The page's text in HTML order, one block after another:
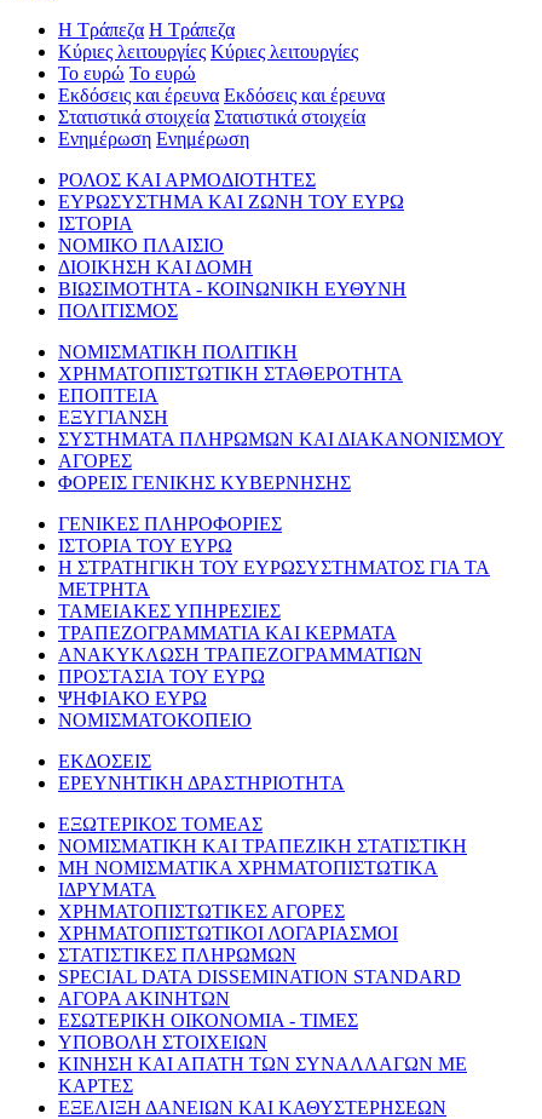
Η Τράπεζα Η Τράπεζα
Κύριες λειτουργίες Κύριες λειτουργίες
Το ευρώ Το ευρώ
Εκδόσεις και έρευνα Εκδόσεις και έρευνα
Στατιστικά στοιχεία Στατιστικά στοιχεία
Ενημέρωση Ενημέρωση
ΡΟΛΟΣ ΚΑΙ ΑΡΜΟΔΙΟΤΗΤΕΣ
ΕΥΡΩΣΥΣΤΗΜΑ ΚΑΙ ΖΩΝΗ ΤΟΥ ΕΥΡΩ
ΙΣΤΟΡΙΑ
ΝΟΜΙΚΟ ΠΛΑΙΣΙΟ
ΔΙΟΙΚΗΣΗ ΚΑΙ ΔΟΜΗ
ΒΙΩΣΙΜΟΤΗΤΑ - ΚΟΙΝΩΝΙΚΗ ΕΥΘΥΝΗ
ΠΟΛΙΤΙΣΜΟΣ
ΝΟΜΙΣΜΑΤΙΚΗ ΠΟΛΙΤΙΚΗ
ΧΡΗΜΑΤΟΠΙΣΤΩΤΙΚΗ ΣΤΑΘΕΡΟΤΗΤΑ
ΕΠΟΠΤΕΙΑ
ΕΞΥΓΙΑΝΣΗ
ΣΥΣΤΗΜΑΤΑ ΠΛΗΡΩΜΩΝ ΚΑΙ ΔΙΑΚΑΝΟΝΙΣΜΟΥ
ΑΓΟΡΕΣ
ΦΟΡΕΙΣ ΓΕΝΙΚΗΣ ΚΥΒΕΡΝΗΣΗΣ
ΓΕΝΙΚΕΣ ΠΛΗΡΟΦΟΡΙΕΣ
ΙΣΤΟΡΙΑ ΤΟΥ ΕΥΡΩ
Η ΣΤΡΑΤΗΓΙΚΗ ΤΟΥ ΕΥΡΩΣΥΣΤΗΜΑΤΟΣ ΓΙΑ ΤΑ
ΜΕΤΡΗΤΑ
ΤΑΜΕΙΑΚΕΣ ΥΠΗΡΕΣΙΕΣ
ΤΡΑΠΕΖΟΓΡΑΜΜΑΤΙΑ ΚΑΙ ΚΕΡΜΑΤΑ
ΑΝΑΚΥΚΛΩΣΗ ΤΡΑΠΕΖΟΓΡΑΜΜΑΤΙΩΝ
ΠΡΟΣΤΑΣΙΑ ΤΟΥ ΕΥΡΩ
ΨΗΦΙΑΚΟ ΕΥΡΩ
ΝΟΜΙΣΜΑΤΟΚΟΠΕΙΟ
ΕΚΔΟΣΕΙΣ
ΕΡΕΥΝΗΤΙΚΗ ΔΡΑΣΤΗΡΙΟΤΗΤΑ
ΕΞΩΤΕΡΙΚΟΣ ΤΟΜΕΑΣ
ΝΟΜΙΣΜΑΤΙΚΗ ΚΑΙ ΤΡΑΠΕΖΙΚΗ ΣΤΑΤΙΣΤΙΚΗ
ΜΗ ΝΟΜΙΣΜΑΤΙΚΑ ΧΡΗΜΑΤΟΠΙΣΤΩΤΙΚΑ
ΙΔΡΥΜΑΤΑ
ΧΡΗΜΑΤΟΠΙΣΤΩΤΙΚΕΣ ΑΓΟΡΕΣ
ΧΡΗΜΑΤΟΠΙΣΤΩΤΙΚΟΙ ΛΟΓΑΡΙΑΣΜΟΙ
ΣΤΑΤΙΣΤΙΚΕΣ ΠΛΗΡΩΜΩΝ
SPECIAL DATA DISSEMINATION STANDARD
ΑΓΟΡΑ ΑΚΙΝΗΤΩΝ
ΕΣΩΤΕΡΙΚΗ ΟΙΚΟΝΟΜΙΑ - ΤΙΜΕΣ
ΥΠΟΒΟΛΗ ΣΤΟΙΧΕΙΩΝ
ΚΙΝΗΣΗ ΚΑΙ ΑΠΑΤΗ ΤΩΝ ΣΥΝΑΛΛΑΓΩΝ ΜΕ
ΚΑΡΤΕΣ
ΕΞΕΛΙΞΗ ΔΑΝΕΙΩΝ ΚΑΙ ΚΑΘΥΣΤΕΡΗΣΕΩΝ